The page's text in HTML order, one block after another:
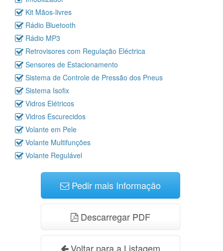
Kit Mãos-livres
Rádio Bluetooth
Rádio MP3
Retrovisores com Regulação Eléctrica
Sensores de Estacionamento
Sistema de Controle de Pressão dos Pneus
Sistema Isofix
Vidros Elétricos
Vidros Escurecidos
Volante em Pele
Volante Multifunções
Volante Regulável
Pedir mais Informação
Descarregar PDF
Voltar para a Listagem